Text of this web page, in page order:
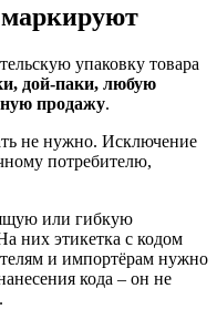
упаковку товара
дой-паки, любую
продажу.
не нужно. Исключение
потребителю,
или гибкую
них этикетка с кодом
и импортёрам нужно
кода – он не